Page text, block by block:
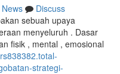
News
Discuss
sebuah upaya
menyeluruh . Dasar
fisik , mental , emosional
strategi-